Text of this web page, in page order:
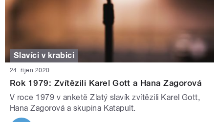
Slavíci v krabici
24. říjen 2020
Rok 1979: Zvítězili Karel Gott a Hana Zagorová
V roce 1979 v anketě Zlatý slavík zvítězili Karel Gott,
Hana Zagorová a skupina Katapult.